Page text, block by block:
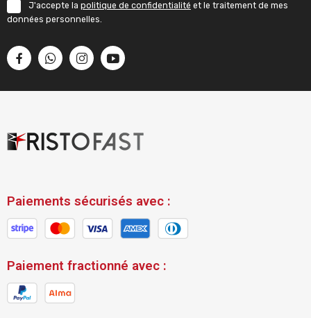
J'accepte la politique de confidentialité et le traitement de mes
données personnelles.
Paiements sécurisés avec :
Paiement fractionné avec :